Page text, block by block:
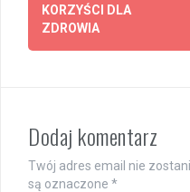
KORZYŚCI DLA
ZDROWIA
Dodaj komentarz
Twój adres email nie
są oznaczone *